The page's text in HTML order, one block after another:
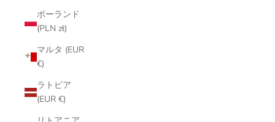
ポーランド
(PLN zł)
マルタ (EUR
€)
ラトビア
(EUR €)